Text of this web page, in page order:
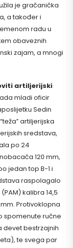
je gračanička
a također i
radu u
obaveznih
zajam, a mnogi
artiljerijski
mladi oficir
Sedin
artiljerijska
sredstava,
po 24
120 mm,
jedan top B-1 i
raspolagalo
kalibra 14,5
Protivoklopna
spomenute ručne
bestrzajnih
te svega par